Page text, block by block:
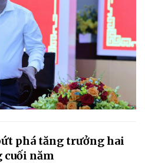
phá tăng trưởng hai
cuối năm